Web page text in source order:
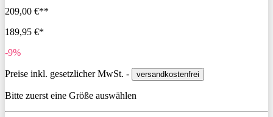
209,00 €**
189,95 €*
-9%
Preise inkl. gesetzlicher MwSt. - versandkostenfrei
Bitte zuerst eine Größe auswählen